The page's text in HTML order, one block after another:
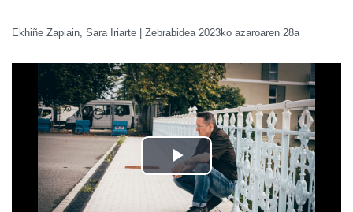
Ekhiñe Zapiain, Sara Iriarte | Zebrabidea 2023ko azaroaren 28a